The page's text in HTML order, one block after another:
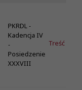
PKRDL -
Kadencja IV
-
Posiedzenie
XXXVIII
Treść